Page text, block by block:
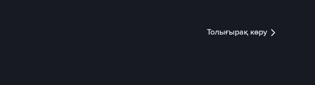
Толығырақ көру